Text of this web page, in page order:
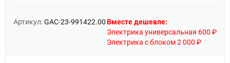
Артикул:GAC-23-991422.00Вместе дешевле:
Электрика универсальная 600 ₽
Электрика с блоком 2 000 ₽